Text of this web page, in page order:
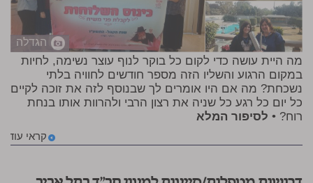
הגדלה
מה היית עושה כדי לקום כל בוקר לנוף עוצר נשימה, לחיות
במקום הרגוע והשליו הזה מספר חודשים לחוויה בלתי
נשכחת? מה אם היו אומרים לך שבנוסף לזה את זוכה לקיים
כל יום כל רגע כל שניה את רצון הרבי ולהרוות אותו בנחת
רוח? • לסיפור המלא
קראי עוד